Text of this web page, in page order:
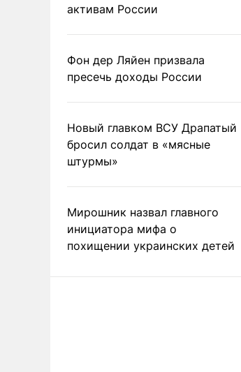
активам России
Фон дер Ляйен призвала
пресечь доходы России
Новый главком ВСУ Драпатый
бросил солдат в «мясные
штурмы»
Мирошник назвал главного
инициатора мифа о
похищении украинских детей